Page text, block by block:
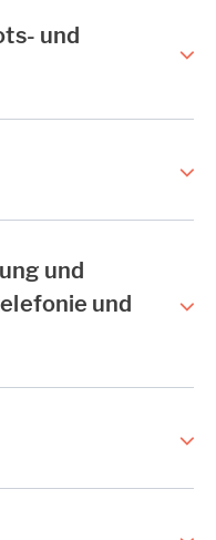
und
und
und